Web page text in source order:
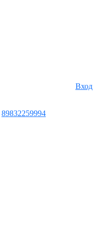
Вход
89832259994